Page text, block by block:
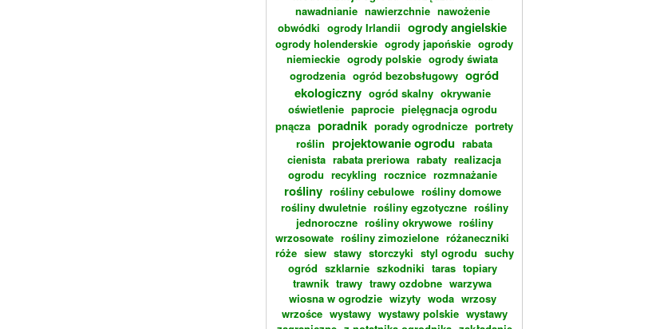
nawadnianie nawierzchnie nawożenie
obwódki ogrody Irlandii ogrody angielskie
ogrody holenderskie ogrody japońskie ogrody
niemieckie ogrody polskie ogrody świata
ogrodzenia ogród bezobsługowy ogród
ekologiczny ogród skalny okrywanie
oświetlenie paprocie pielęgnacja ogrodu
pnącza poradnik porady ogrodnicze portrety
roślin projektowanie ogrodu rabata
cienista rabata preriowa rabaty realizacja
ogrodu recykling rocznice rozmnażanie
rośliny rośliny cebulowe rośliny domowe
rośliny dwuletnie rośliny egzotyczne rośliny
jednoroczne rośliny okrywowe rośliny
wrzosowate rośliny zimozielone różaneczniki
róże siew stawy storczyki styl ogrodu suchy
ogród szklarnie szkodniki taras topiary
trawnik trawy trawy ozdobne warzywa
wiosna w ogrodzie wizyty woda wrzosy
wrzośce wystawy wystawy polskie wystawy